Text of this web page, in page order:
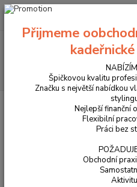
VŠECHNY PRODUKTY
Závěsná vůně 8
Přijmeme
Špičkovou kvalitu
Značku s největší nabídkou
Nejlepší finanční
Flexibilní
Práci bez
Obchodní
Aktivitu